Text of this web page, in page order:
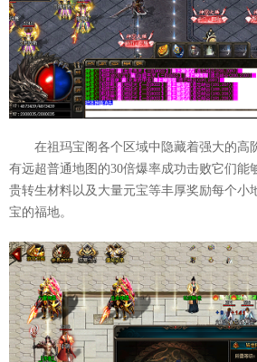
在祖玛宝阁各个区域中隐藏着强大的高
有远超普通地图的30倍爆率成功击败它们能
贵转生材料以及大量元宝等丰厚奖励每个小
宝的福地。